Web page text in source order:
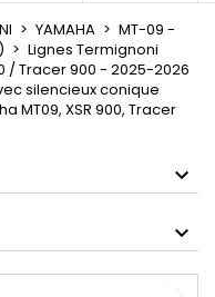
YAMAHA
MT-09 -
Lignes Termignoni
/ Tracer 900 - 2025-2026
silencieux conique
MT09, XSR 900, Tracer